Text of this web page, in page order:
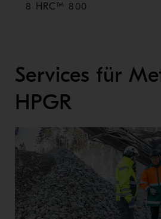
8 HRC™ 800
Services für
HPGR